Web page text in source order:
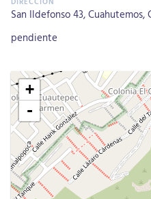
San Ildefonso 43, Cuahutemos,
pendiente
+
-